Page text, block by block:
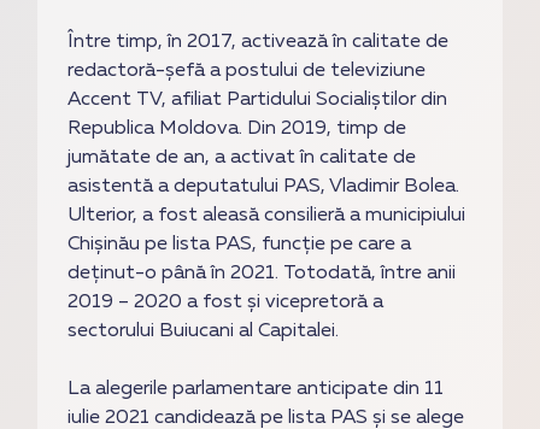
Între timp, în 2017, activează în calitate de
redactoră-șefă a postului de televiziune
Accent TV, afiliat Partidului Socialiștilor din
Republica Moldova. Din 2019, timp de
jumătate de an, a activat în calitate de
asistentă a deputatului PAS, Vladimir Bolea.
Ulterior, a fost aleasă consilieră a municipiului
Chișinău pe lista PAS, funcție pe care a
deținut-o până în 2021. Totodată, între anii
2019 – 2020 a fost și vicepretoră a
sectorului Buiucani al Capitalei.
La alegerile parlamentare anticipate din 11
iulie 2021 candidează pe lista PAS și se alege